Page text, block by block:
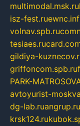
multimodal.msk.ru
isz-fest.ru
volnav.spb.ru
tesiaes.ru
gildiya-
griffoncom.spb.ru
PARK-
avtoyurist-
dg-lab.ruangrup.ru
krsk124.ru